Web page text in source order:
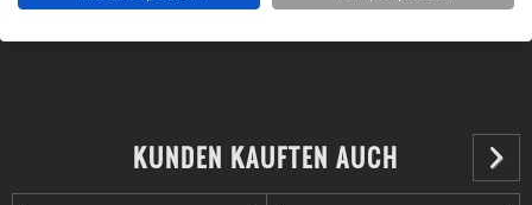
KUNDEN KAUFTEN AUCH